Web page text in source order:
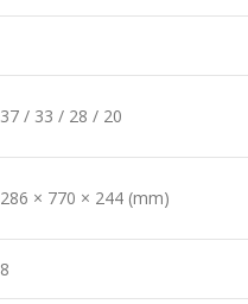
37 / 33 / 28 / 20
286 × 770 × 244 (mm)
8